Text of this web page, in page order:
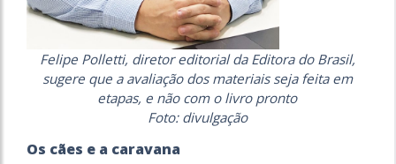
Felipe Polletti, diretor editorial da Editora do Brasil,
sugere que a avaliação dos materiais seja feita em
etapas, e não com o livro pronto
Foto: divulgação
Os cães e a caravana